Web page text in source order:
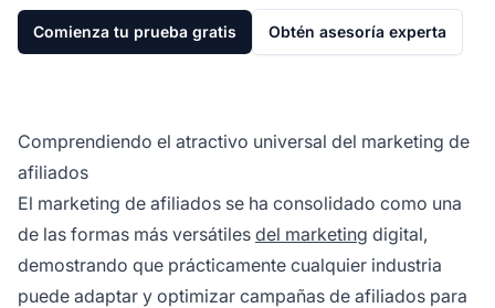
Comienza tu prueba gratis Obtén asesoría experta
Comprendiendo el atractivo universal del marketing de
afiliados
El marketing de afiliados se ha consolidado como una
de las formas más versátiles del marketing digital,
demostrando que prácticamente cualquier industria
puede adaptar y optimizar campañas de afiliados para